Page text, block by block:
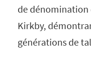
de dénomination
Kirkby,
générations de